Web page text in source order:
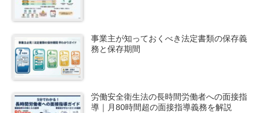
事業主が知っておくべき法定書類の保存義
務と保存期間
労働安全衛生法の長時間労働者への面接指
導｜月80時間超の面接指導義務を解説